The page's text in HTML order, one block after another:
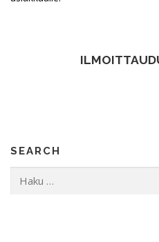
SEARCH
Haku: